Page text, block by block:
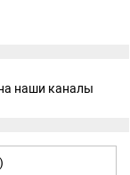
наши каналы